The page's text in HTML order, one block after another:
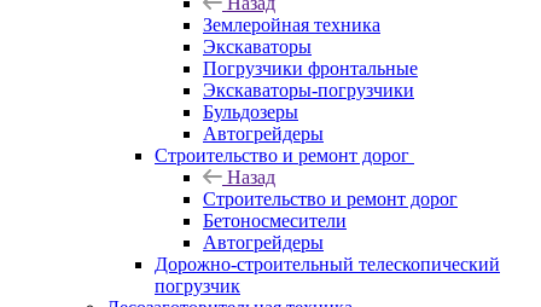
Землеройная техника
Экскаваторы
Погрузчики фронтальные
Экскаваторы-погрузчики
Бульдозеры
Автогрейдеры
Строительство и ремонт дорог
Назад
Строительство и ремонт дорог
Бетоносмесители
Автогрейдеры
Дорожно-строительный телескопический
погрузчик